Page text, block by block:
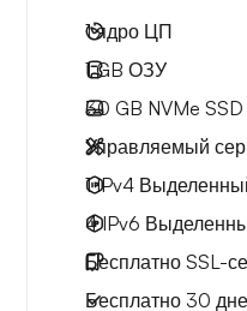
1ядро ЦП
1 GB ОЗУ
30 GB NVMe SSD
Управляемый
1 IPv4
4 IPv6
Бесплатно SSL-
Бесплатно 30